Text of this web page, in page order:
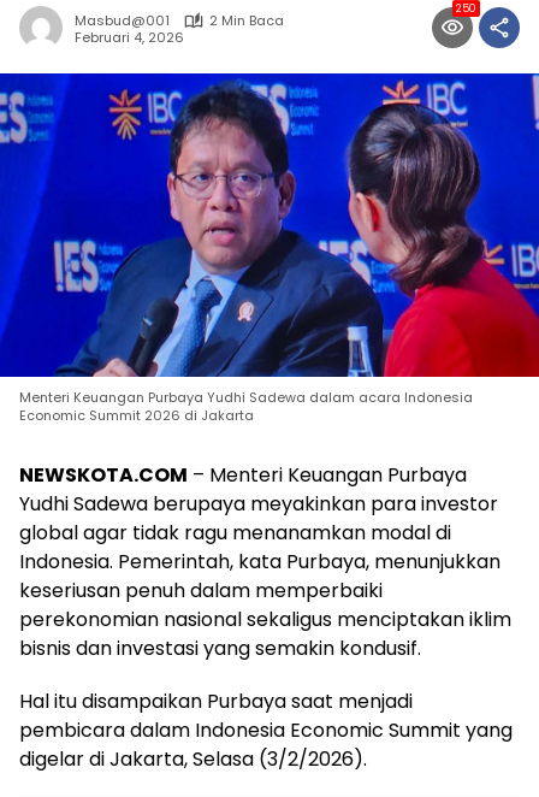
Masbud@001
2 Min Baca
Februari 4, 2026
250
Menteri Keuangan Purbaya Yudhi Sadewa dalam acara Indonesia
Economic Summit 2026 di Jakarta
NEWSKOTA.COM – Menteri Keuangan Purbaya
Yudhi Sadewa berupaya meyakinkan para investor
global agar tidak ragu menanamkan modal di
Indonesia. Pemerintah, kata Purbaya, menunjukkan
keseriusan penuh dalam memperbaiki
perekonomian nasional sekaligus menciptakan iklim
bisnis dan investasi yang semakin kondusif.
Hal itu disampaikan Purbaya saat menjadi
pembicara dalam Indonesia Economic Summit yang
digelar di Jakarta, Selasa (3/2/2026).